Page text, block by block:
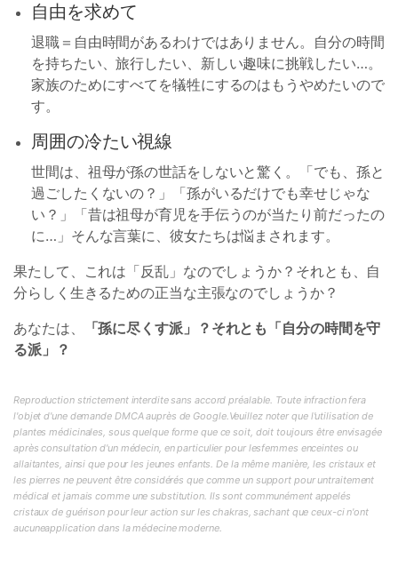
自由を求めて
退職＝自由時間があるわけではありません。自分の時間
を持ちたい、旅行したい、新しい趣味に挑戦したい…。
家族のためにすべてを犠牲にするのはもうやめたいので
す。
周囲の冷たい視線
世間は、祖母が孫の世話をしないと驚く。「でも、孫と
過ごしたくないの？」「孫がいるだけでも幸せじゃな
い？」「昔は祖母が育児を手伝うのが当たり前だったの
に…」そんな言葉に、彼女たちは悩まされます。
果たして、これは「反乱」なのでしょうか？それとも、自
分らしく生きるための正当な主張なのでしょうか？
あなたは、
「孫に尽くす派」？それとも「自分の時間を守
る派」？
Reproduction strictement interdite sans accord préalable. Toute infraction fera
l'objet d'une demande DMCA auprès de Google.Veuillez noter que l'utilisation de
plantes médicinales, sous quelque forme que ce soit, doit toujours être envisagée
après consultation d'un médecin, en particulier pour lesfemmes enceintes ou
allaitantes, ainsi que pour les jeunes enfants. De la même manière, les cristaux et
les pierres ne peuvent être considérés que comme un support pour untraitement
médical et jamais comme une substitution. Ils sont communément appelés
cristaux de guérison pour leur action sur les chakras, sachant que ceux-ci n'ont
aucuneapplication dans la médecine moderne.